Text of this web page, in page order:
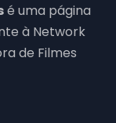
é uma página
à Network
de Filmes